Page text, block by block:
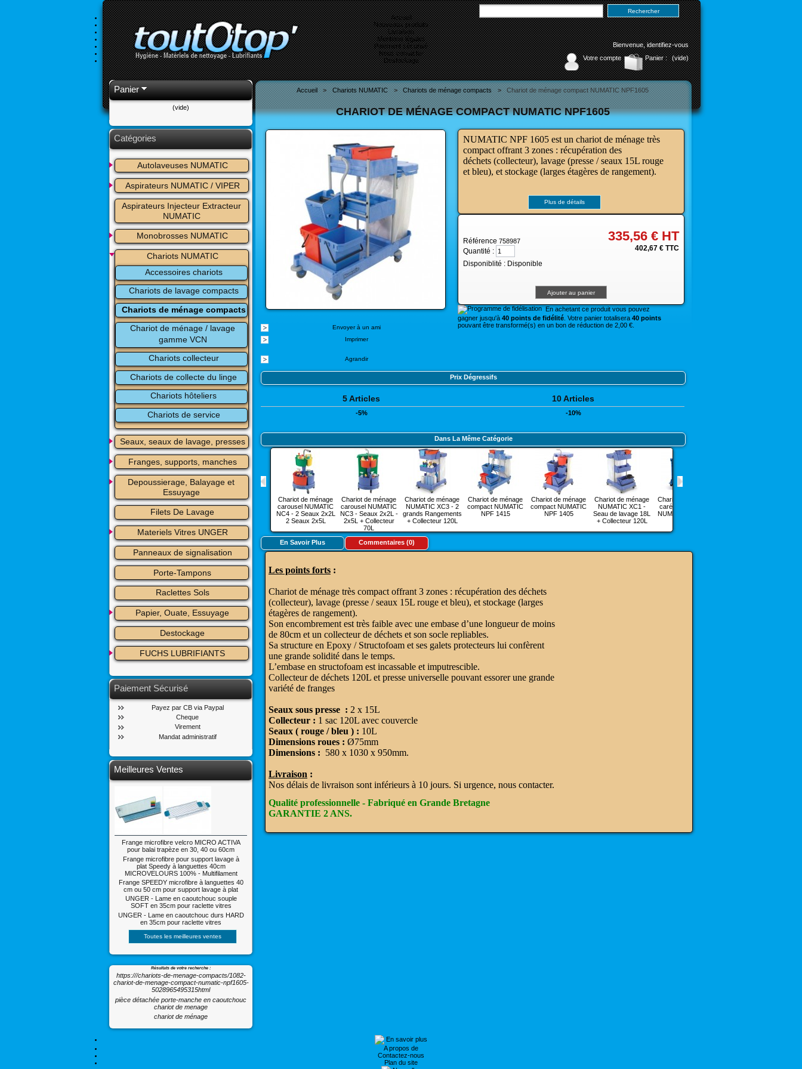
Bienvenue,identifiez-vous
Panier :
(vide)
Votre compte
Accueil
Nouveaux produits
Livraison
Mentions légales
Paiement sécurisé
Nous contacter
Destockage
Panier
(vide)
Catégories
Autolaveuses NUMATIC
Aspirateurs NUMATIC / VIPER
Aspirateurs Injecteur Extracteur
NUMATIC
Monobrosses NUMATIC
Chariots NUMATIC
Accessoires chariots
Chariots de lavage compacts
Chariots de ménage compacts
Chariot de ménage / lavage
gamme VCN
Chariots collecteur
Chariots de collecte du linge
Chariots hôteliers
Chariots de service
Seaux, seaux de lavage, presses
Franges, supports, manches
Depoussierage, Balayage et
Essuyage
Filets De Lavage
Materiels Vitres UNGER
Panneaux de signalisation
Porte-Tampons
Raclettes Sols
Papier, Ouate, Essuyage
Destockage
FUCHS LUBRIFIANTS
Paiement Sécurisé
Payez par CB via Paypal
Cheque
Virement
Mandat administratif
Meilleures Ventes
Frange microfibre velcro MICRO ACTIVA
pour balai trapèze en 30, 40 ou 60cm
Frange microfibre pour support lavage à
plat Speedy à languettes 40cm
MICROVELOURS 100% - Multifilament
Frange SPEEDY microfibre à languettes 40
cm ou 50 cm pour support lavage à plat
UNGER - Lame en caoutchouc souple
SOFT en 35cm pour raclette vitres
UNGER - Lame en caoutchouc durs HARD
en 35cm pour raclette vitres
Toutes les meilleures ventes
Résultats de votre recherche :
https:///chariots-de-menage-compacts/1082-
chariot-de-menage-compact-numatic-npf1605-
5028965495315html
pièce détachée porte-manche en caoutchouc
chariot de menage
chariot de ménage
Accueil > Chariots NUMATIC > Chariots de ménage compacts > Chariot de ménage compact NUMATIC NPF1605
CHARIOT DE MÉNAGE COMPACT NUMATIC NPF1605
Envoyer à un ami
Imprimer
Agrandir
NUMATIC NPF 1605 est un chariot de ménage très
compact offrant 3 zones : récupération des
déchets (collecteur), lavage (presse / seaux 15L rouge
et bleu), et stockage (larges étagères de rangement).
Plus de détails
335,56 €HT
402,67 €TTC
Référence758987
Quantité :
Disponiblité : Disponible
En achetant ce produit vous pouvez
gagner jusqu'à 40 points de fidélité . Votre panier totalisera 40 points
pouvant être transformé(s) en un bon de réduction de 2,00 €.
Prix Dégressifs
5 Articles 10 Articles
-5% -10%
Dans La Même Catégorie
Chariot de ménage
carousel NUMATIC
NC4 - 2 Seaux 2x2L
2 Seaux 2x5L
Chariot de ménage
carousel NUMATIC
NC3 - Seaux 2x2L -
2x5L + Collecteur
70L
Chariot de ménage
NUMATIC XC3 - 2
grands Rangements
+ Collecteur 120L
Chariot de ménage
compact NUMATIC
NPF 1415
Chariot de ménage
compact NUMATIC
NPF 1405
Chariot de ménage
NUMATIC XC1 -
Seau de lavage 18L
+ Collecteur 120L
Chariot de ménage
caréné modulable
NUMATIC NC3000
En Savoir Plus Commentaires (0)
Les points forts :
Chariot de ménage très compact offrant 3 zones : récupération des déchets
(collecteur), lavage (presse / seaux 15L rouge et bleu), et stockage (larges
étagères de rangement).
Son encombrement est très faible avec une embase d’une longueur de moins
de 80cm et un collecteur de déchets et son socle repliables.
Sa structure en Epoxy / Structofoam et ses galets protecteurs lui confèrent
une grande solidité dans le temps.
L’embase en structofoam est incassable et imputrescible.
Collecteur de déchets 120L et presse universelle pouvant essorer une grande
variété de franges
Seaux sous presse : 2 x 15L
Collecteur : 1 sac 120L avec couvercle
Seaux ( rouge / bleu ) : 10L
Dimensions roues : Ø75mm
Dimensions : 580 x 1030 x 950mm.
Livraison :
Nos délais de livraison sont inférieurs à 10 jours. Si urgence, nous contacter.
Qualité professionnelle - Fabriqué en Grande Bretagne
GARANTIE 2 ANS.
En savoir plus
A propos de
Contactez-nous
Plan du site